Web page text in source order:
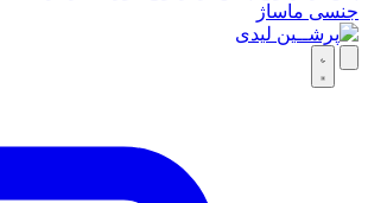
جنسی ماساژ